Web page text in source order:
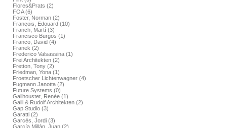
Flores&Prats (2)
FOA (6)
Foster, Norman (2)
François, Edouard (10)
Franch, Martí (3)
Francisco Burgos (1)
Franco, David (4)
Franek (2)
Frederico Valsassina (1)
Frei Architekten (2)
Fretton, Tony (2)
Friedman, Yona (1)
Froetscher Lichtenwagner (4)
Fugmann Janotta (2)
Future Systems (0)
Gailhoustet, Renée (1)
Galli & Rudolf Architekten (2)
Gap Studio (3)
Garatti (2)
Garcés, Jordi (3)
García Millán, Juan (2)